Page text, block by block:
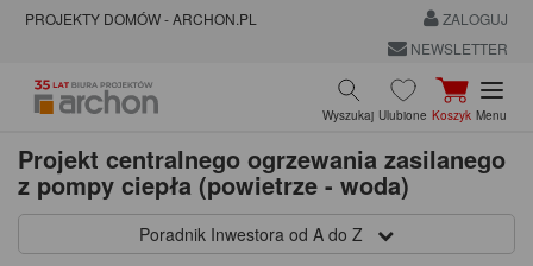
PROJEKTY DOMÓW - ARCHON.PL
ZALOGUJ
NEWSLETTER
Wyszukaj Ulubione Koszyk Menu
Projekt centralnego ogrzewania zasilanego
z pompy ciepła (powietrze - woda)
Poradnik Inwestora od A do Z